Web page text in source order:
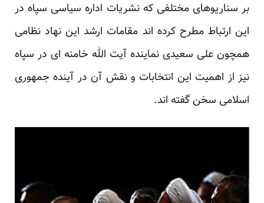
بر سناریوهای مختلفی که نشریات اداره سیاسی سپاه در
این ارتباط مطرح کرده اند مقامات ارشد این نهاد نظامی
همچون علی سعیدی نماینده آیت الله خامنه ای در سپاه
نیز از اهمیت این انتخابات و نقش آن در آینده جمهوری
اسلامی سخن گفته اند.